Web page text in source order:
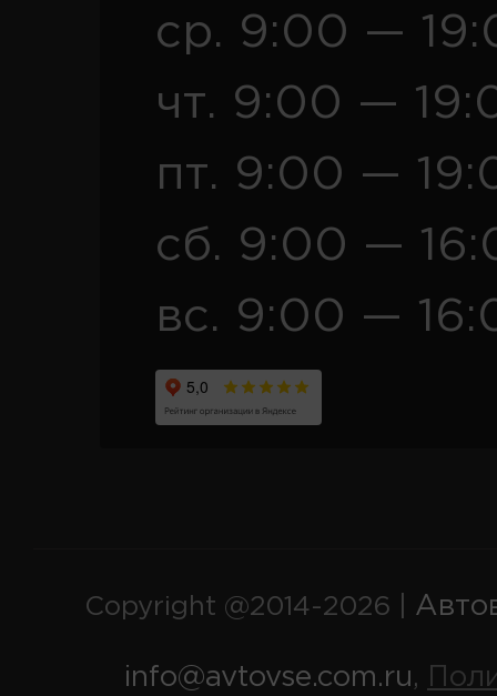
ср. 9:00 —
чт. 9:00 —
пт. 9:00 —
сб. 9:00 —
вс. 9:00 —
Copyright @2014-2026 |
info@avtovse.com.ru,